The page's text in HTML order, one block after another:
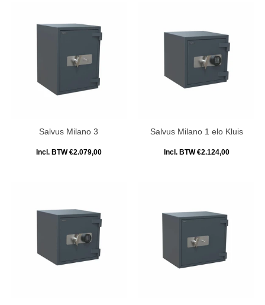
Salvus Milano 3
Incl. BTW €2.079,00
Salvus Milano 1 elo Kluis
Incl. BTW €2.124,00